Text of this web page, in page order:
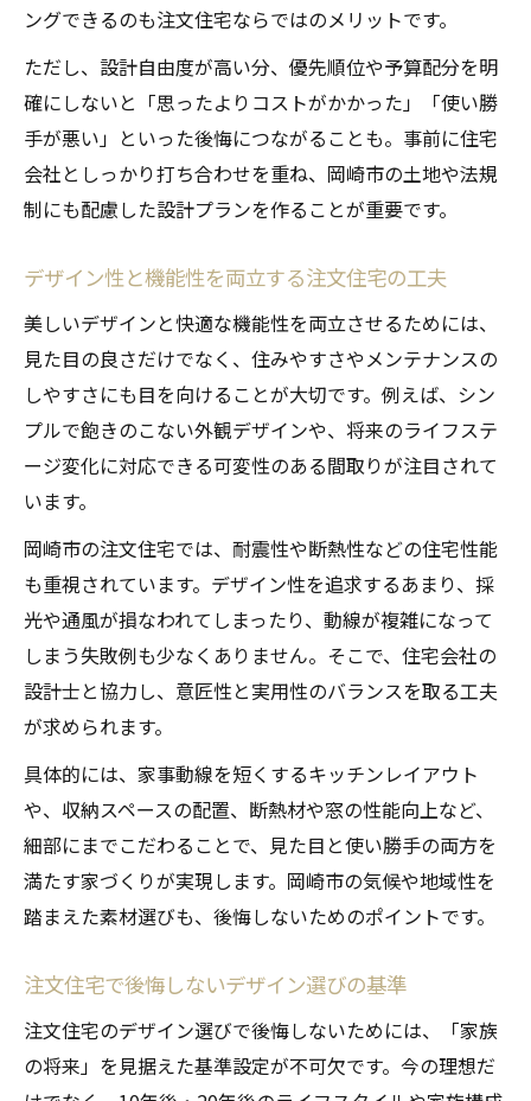
家族構成に合った注文住宅の条件とは
本当に納得できる注文住宅の見極め方
注文住宅で納得できる会社の選定基準
見積もり内容で見極める注文住宅の本質
実例や施主の声を活かした注文住宅選び
注文住宅で満足度を高める打ち合わせ術
ングできるのも注文住宅ならではのメリットです。
ただし、設計自由度が高い分、優先順位や予算配分を明
確にしないと「思ったよりコストがかかった」「使い勝
手が悪い」といった後悔につながることも。事前に住宅
会社としっかり打ち合わせを重ね、岡崎市の土地や法規
制にも配慮した設計プランを作ることが重要です。
デザイン性と機能性を両立する注文住宅の工夫
美しいデザインと快適な機能性を両立させるためには、
見た目の良さだけでなく、住みやすさやメンテナンスの
しやすさにも目を向けることが大切です。例えば、シン
プルで飽きのこない外観デザインや、将来のライフステ
ージ変化に対応できる可変性のある間取りが注目されて
います。
岡崎市の注文住宅では、耐震性や断熱性などの住宅性能
も重視されています。デザイン性を追求するあまり、採
光や通風が損なわれてしまったり、動線が複雑になって
しまう失敗例も少なくありません。そこで、住宅会社の
設計士と協力し、意匠性と実用性のバランスを取る工夫
が求められます。
具体的には、家事動線を短くするキッチンレイアウト
や、収納スペースの配置、断熱材や窓の性能向上など、
細部にまでこだわることで、見た目と使い勝手の両方を
満たす家づくりが実現します。岡崎市の気候や地域性を
踏まえた素材選びも、後悔しないためのポイントです。
注文住宅で後悔しないデザイン選びの基準
注文住宅のデザイン選びで後悔しないためには、「家族
の将来」を見据えた基準設定が不可欠です。今の理想だ